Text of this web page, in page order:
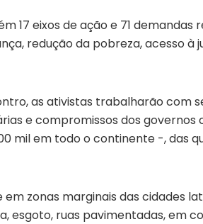
17 eixos de ação e 71 demandas
redução da pobreza, acesso à
as ativistas trabalharão com
e compromissos dos governos
mil em todo o continente -, das
zonas marginais das cidades
esgoto, ruas pavimentadas, em